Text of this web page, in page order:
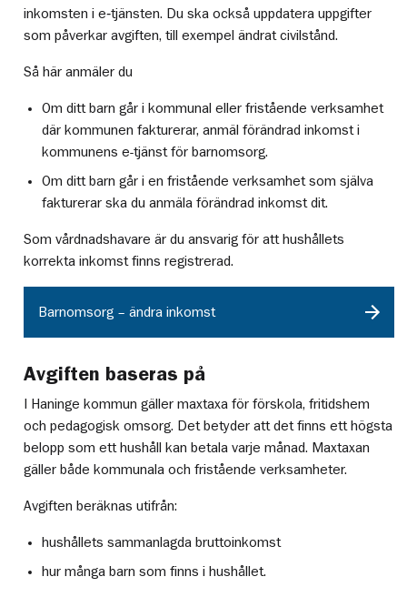
inkomsten i e‑tjänsten. Du ska också uppdatera uppgifter
som påverkar avgiften, till exempel ändrat civilstånd.
Så här anmäler du
Om ditt barn går i kommunal eller fristående verksamhet
där kommunen fakturerar, anmäl förändrad inkomst i
kommunens e-tjänst för barnomsorg.
Om ditt barn går i en fristående verksamhet som själva
fakturerar ska du anmäla förändrad inkomst dit.
Som vårdnadshavare är du ansvarig för att hushållets
korrekta inkomst finns registrerad.
Barnomsorg – ändra inkomst
Avgiften baseras på
I Haninge kommun gäller maxtaxa för förskola, fritidshem
och pedagogisk omsorg. Det betyder att det finns ett högsta
belopp som ett hushåll kan betala varje månad. Maxtaxan
gäller både kommunala och fristående verksamheter.
Avgiften beräknas utifrån:
hushållets sammanlagda bruttoinkomst
hur många barn som finns i hushållet.